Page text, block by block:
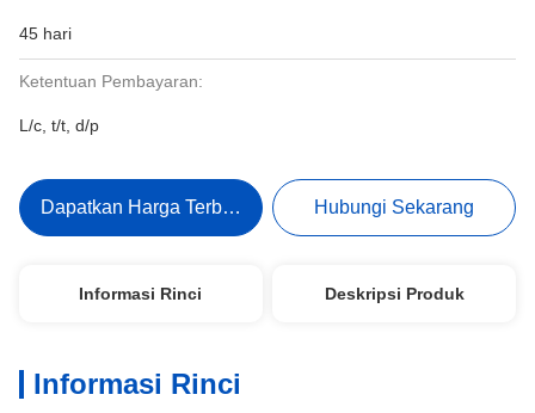
45 hari
Ketentuan Pembayaran:
L/c, t/t, d/p
Dapatkan Harga Terbaik Hubungi Sekarang
Informasi Rinci Deskripsi Produk
Informasi Rinci